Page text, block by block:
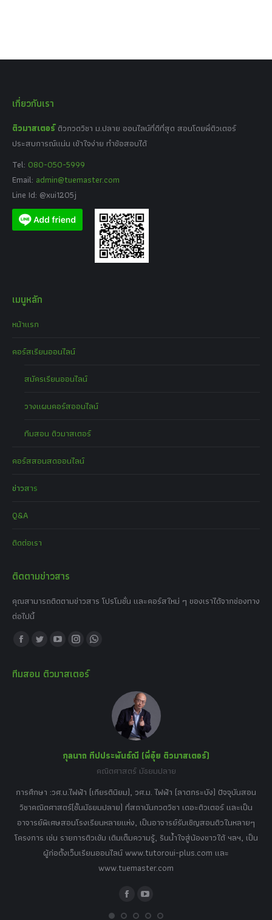
เกี่ยวกับเรา
ติวมาสเตอร์ ติวกวดวิชา ม.ปลาย ออนไลน์ที่ดีที่สุด สอนโดยพี่ติวเตอร์
ประสบการณ์แน่น เข้าใจง่าย ทำข้อสอบได้
Tel: 080-050-5999
Email: admin@tuemaster.com
Line Id: @xui1205j
เมนูหลัก
หน้าแรก
คอร์สเรียนออนไลน์
สมัครเรียนออนไลน์
วางแผนคอร์สออนไลน์
ทีมสอน ติวมาสเตอร์
คอร์สสอนสดออนไลน์
ข่าวสาร
Q&A
ติดต่อเรา
ติดตามข่าวสาร
คุณสามารถติดตามข่าวสาร โปรโมชั่น และคอร์สใหม่ ๆ ของเราได้จากช่องทาง
ต่อไปนี้
Find us on:
Facebook
opens
Twitter
opens
YouTube
opens
Instagram
opens
Whatsapp
window
ทีมสอน ติวมาสเตอร์
กุลนาถ ทีปประพันธ์ณี (พี่อุ๋ย ติวมาสเตอร์)
คณิตศาสตร์ มัธยมปลาย
การศึกษา :วศ.บ.ไฟฟ้า (เกียรตินิยม), วศ.ม. ไฟฟ้า (ลาดกระบัง) ปัจจุบันสอน
วิชาคณิตศาสตร์(ชั้นมัธยมปลาย) ที่สถาบันกวดวิชา เดอะติวเตอร์ และเป็น
อาจารย์พิเศษสอนโรงเรียนหลายแห่ง, เป็นอาจารย์รับเชิญสอนติวในหลายๆ
โครงการ เช่น รายการติวเข้ม เติมเต็มความรู้, รินน้ำใจสู่น้องชาวใต้ ฯลฯ, เป็น
ผู้ก่อตั้งเว็บเรียนออนไลน์ www.tutoroui-plus.com และ
www.tuemaster.com
FacebookYouTube